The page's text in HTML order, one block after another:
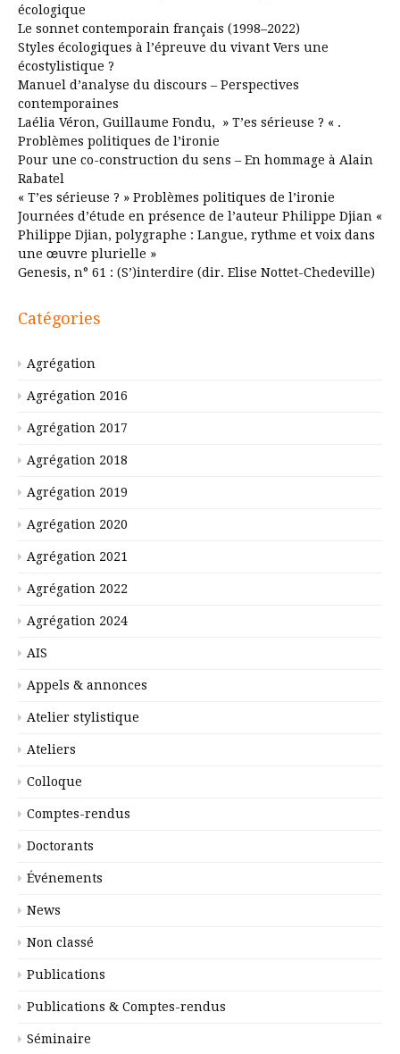
écologique
Le sonnet contemporain français (1998–2022)
Styles écologiques à l’épreuve du vivant Vers une
écostylistique ?
Manuel d’analyse du discours – Perspectives
contemporaines
Laélia Véron, Guillaume Fondu, » T’es sérieuse ? « .
Problèmes politiques de l’ironie
Pour une co-construction du sens – En hommage à Alain
Rabatel
« T’es sérieuse ? » Problèmes politiques de l’ironie
Journées d’étude en présence de l’auteur Philippe Djian «
Philippe Djian, polygraphe : Langue, rythme et voix dans
une œuvre plurielle »
Genesis, n° 61 : (S’)interdire (dir. Elise Nottet-Chedeville)
Catégories
Agrégation
Agrégation 2016
Agrégation 2017
Agrégation 2018
Agrégation 2019
Agrégation 2020
Agrégation 2021
Agrégation 2022
Agrégation 2024
AIS
Appels & annonces
Atelier stylistique
Ateliers
Colloque
Comptes-rendus
Doctorants
Événements
News
Non classé
Publications
Publications & Comptes-rendus
Séminaire